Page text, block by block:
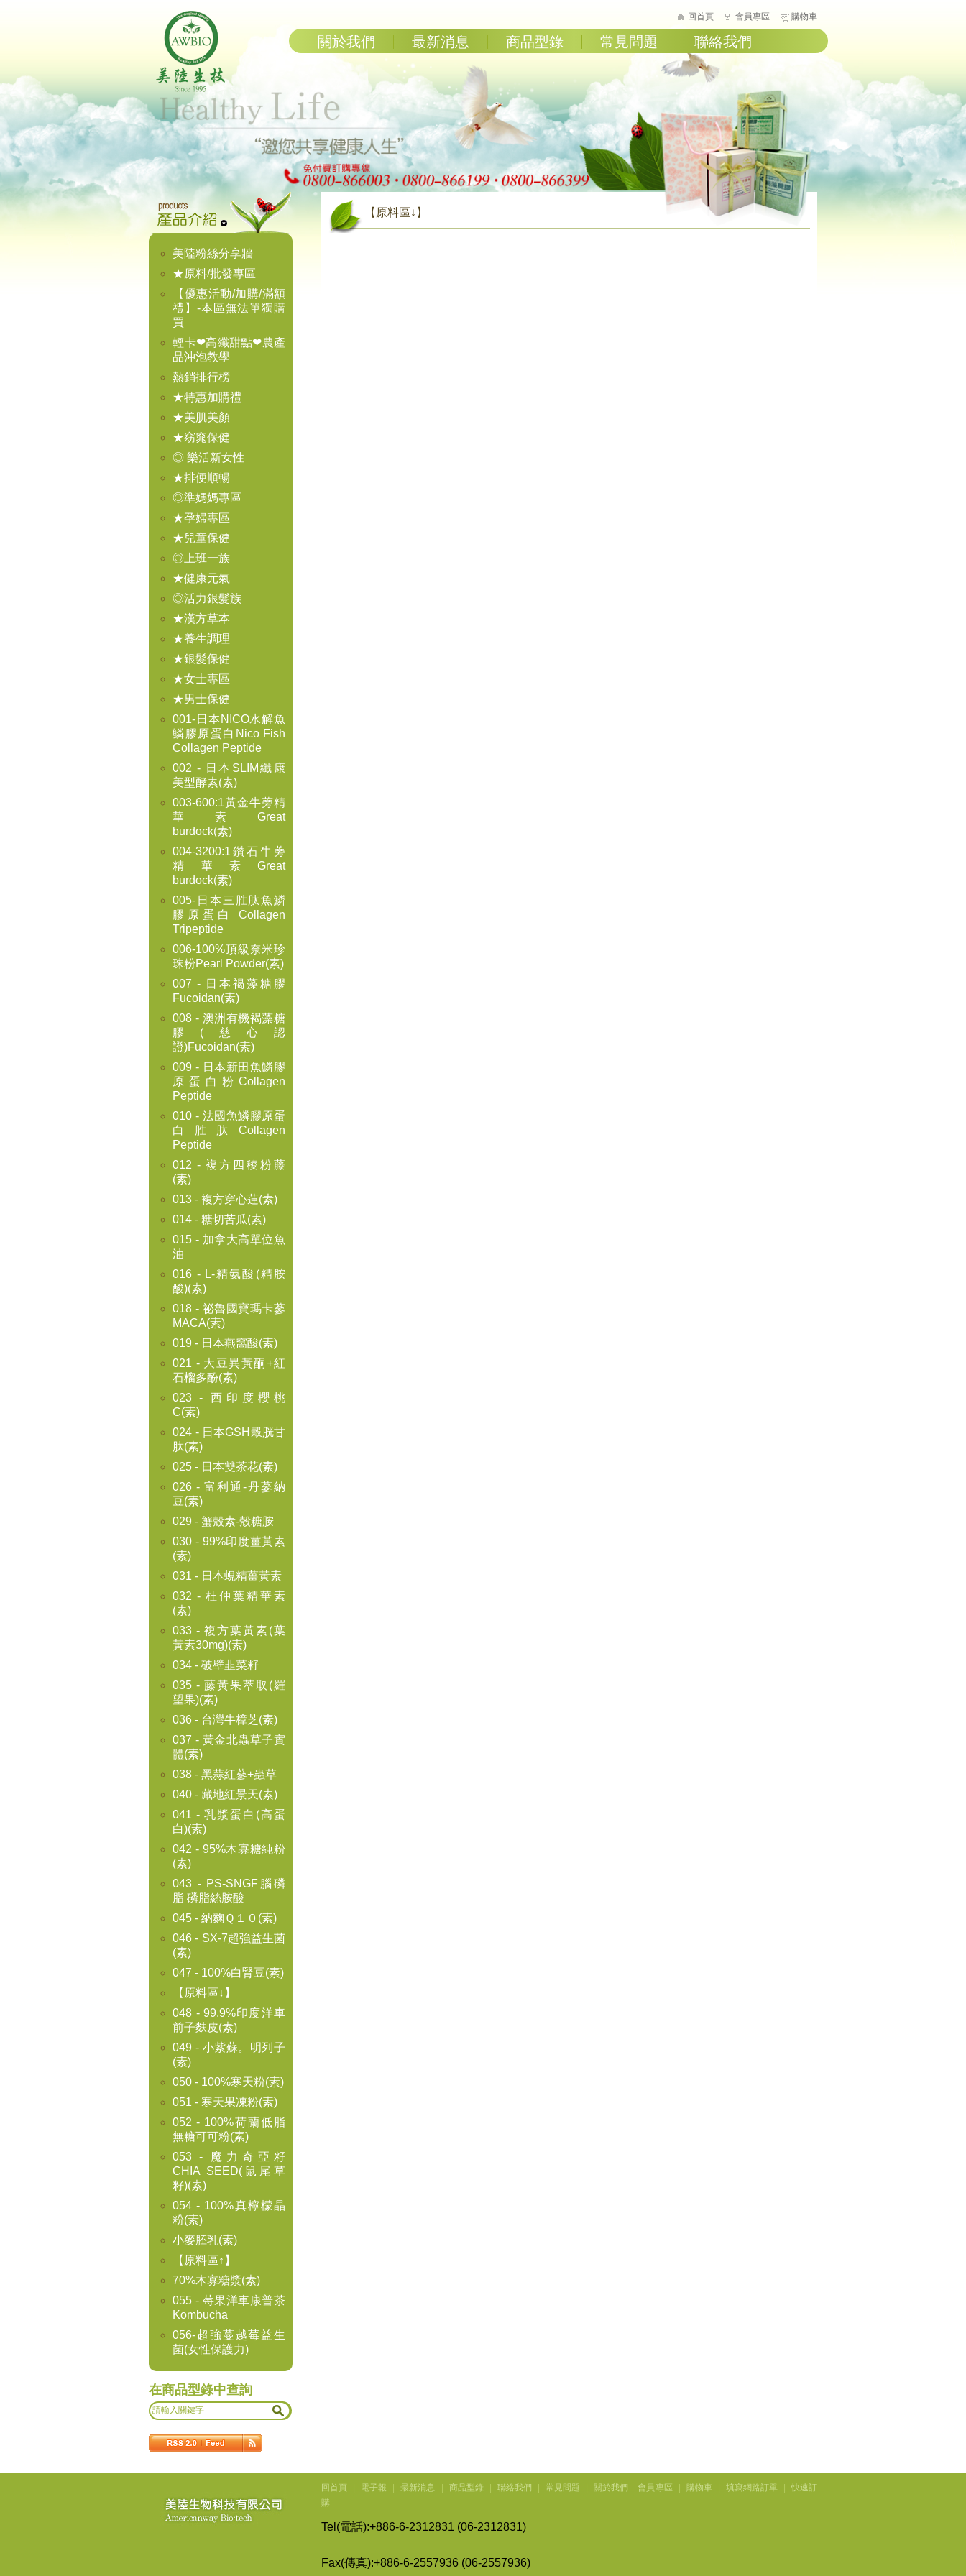
回首頁 會員專區 購物車
關於我們 最新消息 商品型錄 常見問題 聯絡我們
【原料區↓】
美陸粉絲分享牆
★原料/批發專區
【優惠活動/加購/滿額
禮】-本區無法單獨購
買
輕卡❤高纖甜點❤農產
品沖泡教學
熱銷排行榜
★特惠加購禮
★美肌美顏
★窈窕保健
◎ 樂活新女性
★排便順暢
◎準媽媽專區
★孕婦專區
★兒童保健
◎上班一族
★健康元氣
◎活力銀髮族
★漢方草本
★養生調理
★銀髮保健
★女士專區
★男士保健
001-日本NICO水解魚
鱗膠原蛋白Nico Fish
Collagen Peptide
002 - 日本SLIM纖康
美型酵素(素)
003-600:1黃金牛蒡精
華素Great
burdock(素)
004-3200:1鑽石牛蒡
精華素Great
burdock(素)
005-日本三胜肽魚鱗
膠原蛋白 Collagen
Tripeptide
006-100%頂級奈米珍
珠粉Pearl Powder(素)
007 - 日本褐藻糖膠
Fucoidan(素)
008 - 澳洲有機褐藻糖
膠(慈心認
證)Fucoidan(素)
009 - 日本新田魚鱗膠
原蛋白粉Collagen
Peptide
010 - 法國魚鱗膠原蛋
白胜肽Collagen
Peptide
012 - 複方四稜粉藤
(素)
013 - 複方穿心蓮(素)
014 - 糖切苦瓜(素)
015 - 加拿大高單位魚
油
016 - L-精氨酸(精胺
酸)(素)
018 - 祕魯國寶瑪卡蔘
MACA(素)
019 - 日本燕窩酸(素)
021 - 大豆異黃酮+紅
石榴多酚(素)
023 - 西印度櫻桃
C(素)
024 - 日本GSH穀胱甘
肽(素)
025 - 日本雙茶花(素)
026 - 富利通-丹蔘納
豆(素)
029 - 蟹殼素-殼糖胺
030 - 99%印度薑黃素
(素)
031 - 日本蜆精薑黃素
032 - 杜仲葉精華素
(素)
033 - 複方葉黃素(葉
黃素30mg)(素)
034 - 破壁韭菜籽
035 - 藤黃果萃取(羅
望果)(素)
036 - 台灣牛樟芝(素)
037 - 黃金北蟲草子實
體(素)
038 - 黑蒜紅蔘+蟲草
040 - 藏地紅景天(素)
041 - 乳漿蛋白(高蛋
白)(素)
042 - 95%木寡糖純粉
(素)
043 - PS-SNGF腦磷
脂 磷脂絲胺酸
045 - 納麴Ｑ１０(素)
046 - SX-7超強益生菌
(素)
047 - 100%白腎豆(素)
【原料區↓】
048 - 99.9%印度洋車
前子麩皮(素)
049 - 小紫蘇。明列子
(素)
050 - 100%寒天粉(素)
051 - 寒天果凍粉(素)
052 - 100%荷蘭低脂
無糖可可粉(素)
053 - 魔力奇亞籽
CHIA SEED(鼠尾草
籽)(素)
054 - 100%真檸檬晶
粉(素)
小麥胚乳(素)
【原料區↑】
70%木寡糖漿(素)
055 - 莓果洋車康普茶
Kombucha
056-超強蔓越莓益生
菌(女性保護力)
在商品型錄中查詢
回首頁 電子報 最新消息 商品型錄 聯絡我們 常見問題 關於我們 會員專區 購物車 填寫網路訂單
快速訂
購
Tel(電話):+886-6-2312831 (06-2312831)
Fax(傳真):+886-6-2557936 (06-2557936)